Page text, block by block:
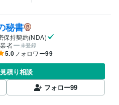
秘書
保持契約(NDA)
者
未登録
5.0フォロワー99
積り相談
フォロー99